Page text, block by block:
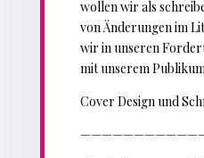
wollen wir als
von Änderungen im
wir in unseren
mit unserem
Cover Design und